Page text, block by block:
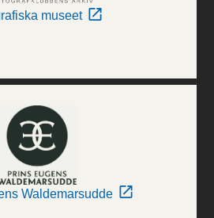
museet
Waldemarsudde